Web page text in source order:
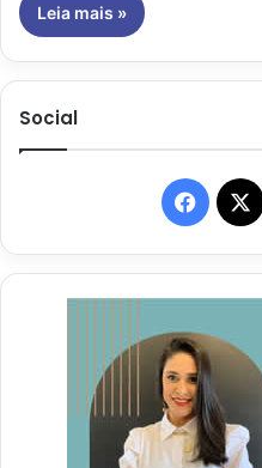
Leia mais »
Social